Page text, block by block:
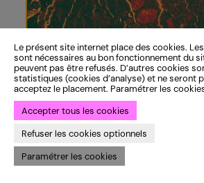
Le présent site internet place des cookies.
sont nécessaires au bon fonctionnement du
peuvent pas être refusés. D’autres cookies
statistiques (cookies d’analyse) et ne seront
acceptez le placement. Paramétrer les
Accepter tous les cookies
Refuser les cookies optionnels
Paramétrer les cookies